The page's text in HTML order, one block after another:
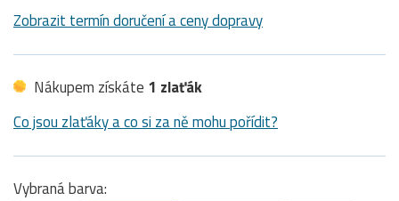
Zobrazit termín doručení a ceny dopravy
Nákupem získáte 1 zlaťák
Co jsou zlaťáky a co si za ně mohu pořídit?
Vybraná barva: